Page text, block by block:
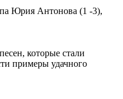
Юрия Антонова (1 -3),
которые стали
примеры удачного